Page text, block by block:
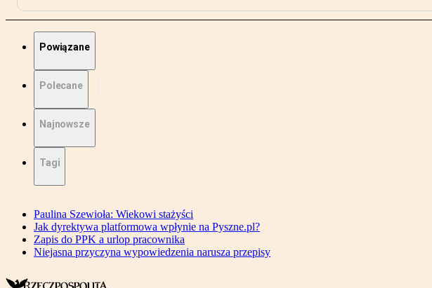
Powiązane
Polecane
Najnowsze
Tagi
Paulina Szewioła: Wiekowi stażyści
Jak dyrektywa platformowa wpłynie na Pyszne.pl?
Zapis do PPK a urlop pracownika
Niejasna przyczyna wypowiedzenia narusza przepisy